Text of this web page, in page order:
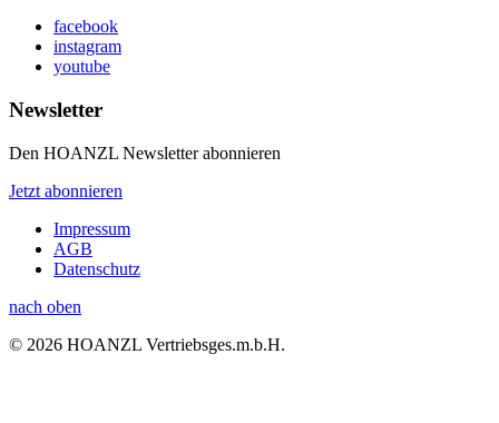
facebook
instagram
youtube
Newsletter
Den HOANZL Newsletter abonnieren
Jetzt abonnieren
Impressum
AGB
Datenschutz
nach oben
© 2026 HOANZL Vertriebsges.m.b.H.